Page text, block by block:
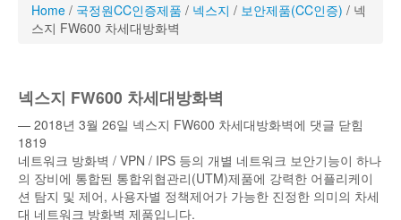
Home / 국정원CC인증제품 / 넥스지 / 보안제품(CC인증) / 넥
스지 FW600 차세대방화벽
넥스지 FW600 차세대방화벽
— 2018년 3월 26일 넥스지 FW600 차세대방화벽에 댓글 닫힘
1819
네트워크 방화벽 / VPN / IPS 등의 개별 네트워크 보안기능이 하나
의 장비에 통합된 통합위협관리(UTM)제품에 강력한 어플리케이
션 탐지 및 제어, 사용자별 정책제어가 가능한 진정한 의미의 차세
대 네트워크 방화벽 제품입니다.